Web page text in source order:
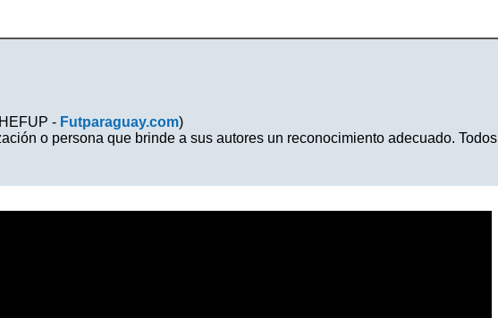
- Futparaguay.com)
o persona que brinde a sus autores un reconocimiento adecuado. Todos